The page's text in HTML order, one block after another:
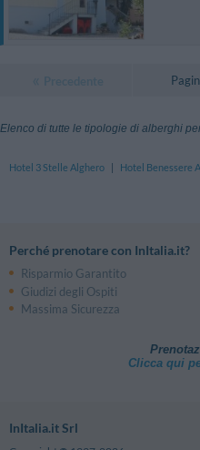
Elenco di tutte le tipologie di alberghi
Hotel 3 Stelle Alghero Hotel Benessere
Perché prenotare con InItalia.it?
Risparmio Garantito
Giudizi degli Ospiti
Massima Sicurezza
Clicca qui
InItalia.it Srl